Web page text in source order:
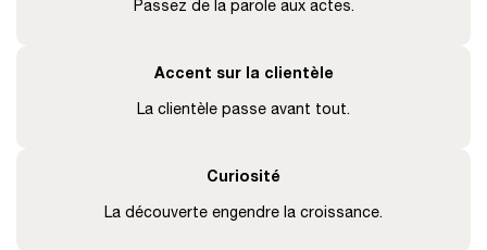
Passez de la parole aux actes.
Accent sur la clientèle
La clientèle passe avant tout.
Curiosité
La découverte engendre la croissance.